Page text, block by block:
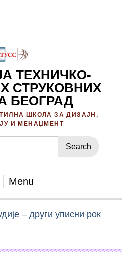
ТЕХНИЧКО-
СТРУКОВНИХ
БЕОГРАД
ШКОЛА ЗА ДИЗАЈН,
И МЕНАЏМЕНТ
Menu
– други уписни рок